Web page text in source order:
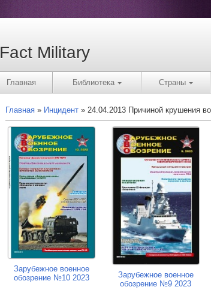
Fact Military
Главная Библиотека Страны
Главная Инцидент 24.04.2013 Причиной крушения
Зарубежное военное
обозрение №10 2023
Зарубежное военное
обозрение №9 2023